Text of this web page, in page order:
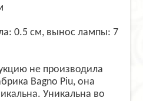
0.5 см, вынос лампы: 7
не производила
Bagno Piu, она
Уникальна во